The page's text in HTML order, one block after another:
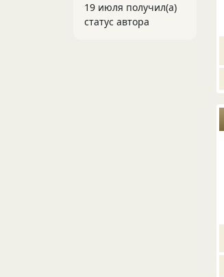
19 июля получил(а)
статус автора